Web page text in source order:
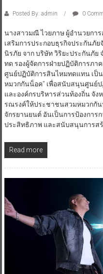
Posted By: admin 0
นางสาวมณี ไวยภาษ ผู้อำนวยกา
เสริมการประกอบธุรกิจประกันภั
นิรภัย จาก บริษัท วิริยะประกันภัย
ทด รองผู้จัดการฝ่ายปฏิบัติการภา
ศูนย์ปฏิบัติการสินไหมทดแทน เป็
หมวกกันน็อค” เพื่อสนับสนุนศูนย์
และองค์กรบริหารส่วนท้องถิ่น จั
รณรงค์ให้ประชาชนสวมหมวกกั
จักรยานยนต์ อันเป็นการป้องการ
ประสิทธิภาพ และสนับสนุนการส
Read more